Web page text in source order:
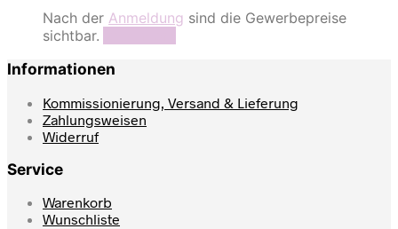
Nach der Anmeldung sind die Gewerbepreise
sichtbar.
Informationen
Kommissionierung, Versand & Lieferung
Zahlungsweisen
Widerruf
Service
Warenkorb
Wunschliste